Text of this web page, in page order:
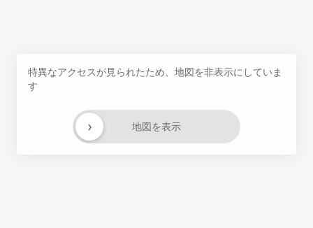
特異なアクセスが見られたため、地図を非表示にしていま
す
地図を表示
›